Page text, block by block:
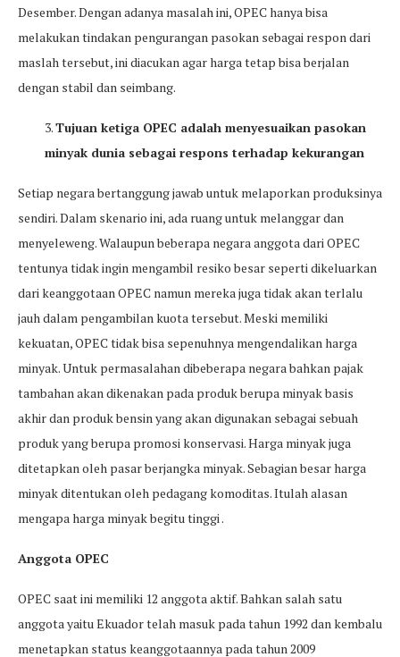
Desember. Dengan adanya masalah ini, OPEC hanya bisa
melakukan tindakan pengurangan pasokan sebagai respon dari
maslah tersebut, ini diacukan agar harga tetap bisa berjalan
dengan stabil dan seimbang.
3.Tujuan ketiga OPEC adalah menyesuaikan pasokan
minyak dunia sebagai respons terhadap kekurangan
Setiap negara bertanggung jawab untuk melaporkan produksinya
sendiri. Dalam skenario ini, ada ruang untuk melanggar dan
menyeleweng. Walaupun beberapa negara anggota dari OPEC
tentunya tidak ingin mengambil resiko besar seperti dikeluarkan
dari keanggotaan OPEC namun mereka juga tidak akan terlalu
jauh dalam pengambilan kuota tersebut. Meski memiliki
kekuatan, OPEC tidak bisa sepenuhnya mengendalikan harga
minyak. Untuk permasalahan dibeberapa negara bahkan pajak
tambahan akan dikenakan pada produk berupa minyak basis
akhir dan produk bensin yang akan digunakan sebagai sebuah
produk yang berupa promosi konservasi. Harga minyak juga
ditetapkan oleh pasar berjangka minyak. Sebagian besar harga
minyak ditentukan oleh pedagang komoditas. Itulah alasan
mengapa harga minyak begitu tinggi .
Anggota OPEC
OPEC saat ini memiliki 12 anggota aktif. Bahkan salah satu
anggota yaitu Ekuador telah masuk pada tahun 1992 dan kembalu
menetapkan status keanggotaannya pada tahun 2009